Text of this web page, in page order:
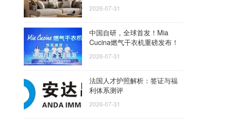
2026-07-31
中国自研，全球首发！Mia
Cucina燃气干衣机重磅发布！
2026-07-31
法国人才护照解析：签证与福
利体系测评
2026-07-31